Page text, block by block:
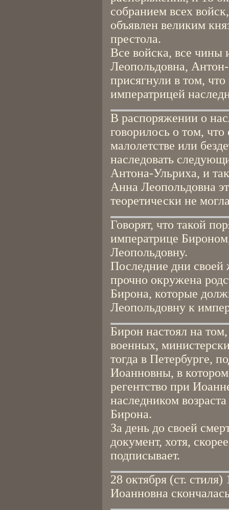
собранием всех
объявлен великим
престола.
Все войска, все чины
Леопольдовна,
присягнули в том,
императрицей
В распоряжении о
говорилось о том,
малолетстве или
наследовать
Антона-Ульриха, и
Анна Леопольдовна
теоретически не
Говорят, что такой
императрице
Леопольдовну.
Последние дни
прочно окружена
Бирона, которые
Леопольдовну к
Бирон настоял на
военных,
тогда в Петербурге,
Иоанновны, в
регентство при
наследником
Бирона.
За день до своей
документ, хотя,
подписывает.
28 октября (ст.
Иоанновна